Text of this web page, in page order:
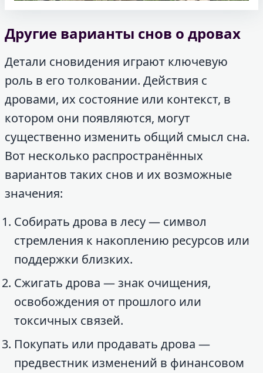
Другие варианты снов о дровах
Детали сновидения играют ключевую
роль в его толковании. Действия с
дровами, их состояние или контекст, в
котором они появляются, могут
существенно изменить общий смысл сна.
Вот несколько распространённых
вариантов таких снов и их возможные
значения:
Собирать дрова в лесу — символ
стремления к накоплению ресурсов или
поддержки близких.
Сжигать дрова — знак очищения,
освобождения от прошлого или
токсичных связей.
Покупать или продавать дрова —
предвестник изменений в финансовом